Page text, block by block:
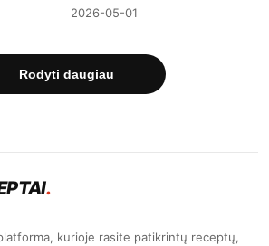
2026-05-01
Rodyti daugiau
.
kurioje rasite patikrintų receptų,